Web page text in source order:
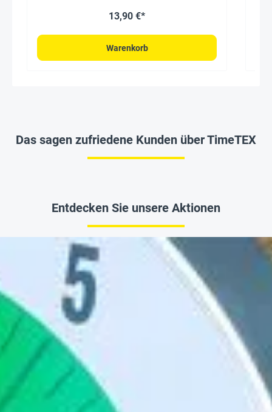
13,90 €*
Warenkorb
Das sagen zufriedene Kunden über TimeTEX
Entdecken Sie unsere Aktionen